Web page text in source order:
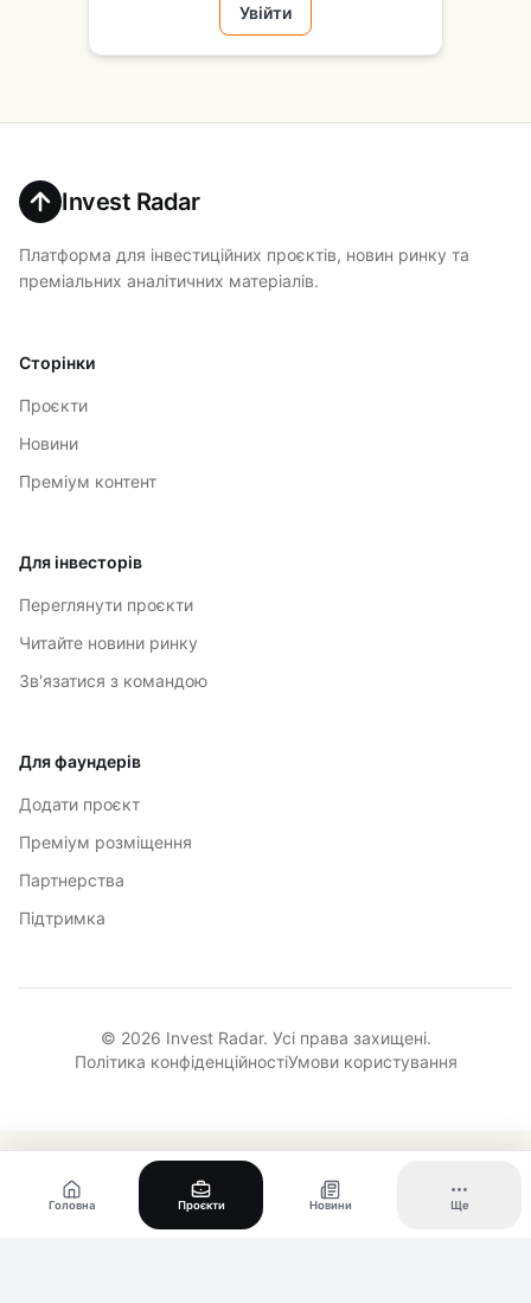
Увійти
Invest Radar
Платформа для інвестиційних проєктів, новин ринку та
преміальних аналітичних матеріалів.
Сторінки
Проєкти
Новини
Преміум контент
Для інвесторів
Переглянути проєкти
Читайте новини ринку
Зв'язатися з командою
Для фаундерів
Додати проєкт
Преміум розміщення
Партнерства
Підтримка
© 2026 Invest Radar. Усі права захищені.
Політика конфіденційностіУмови користування
Головна Проєкти Новини Ще